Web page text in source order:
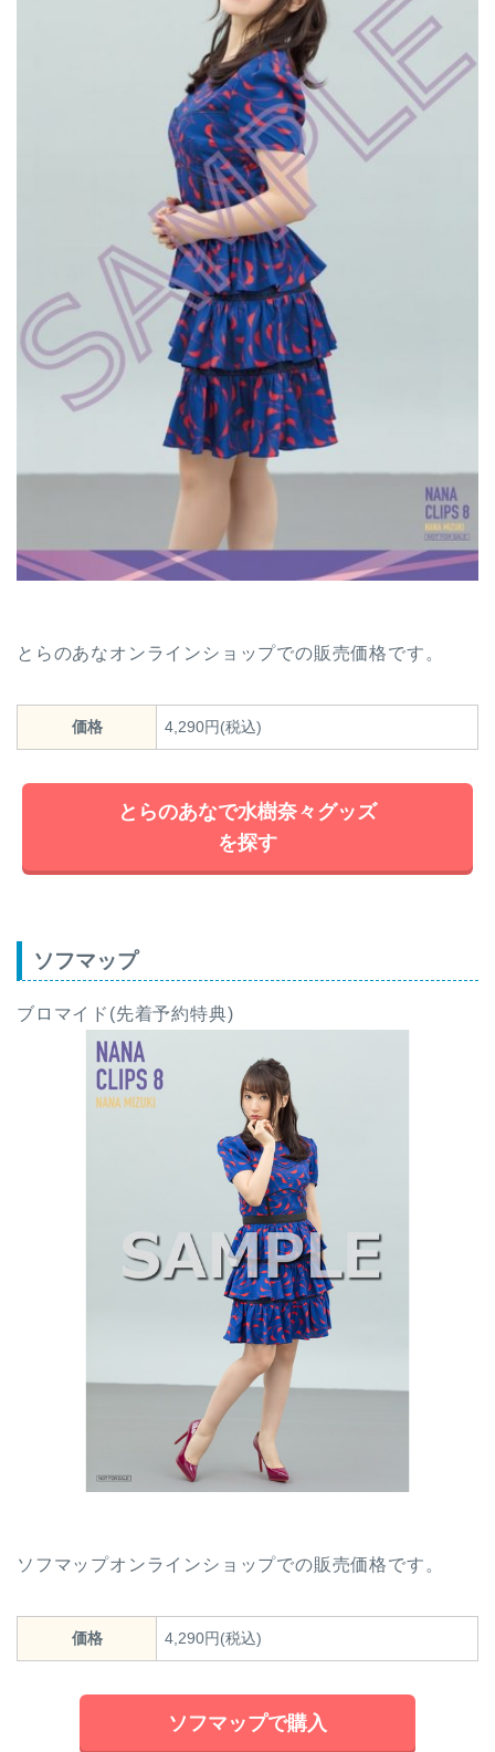
とらのあなオンラインショップでの販売価格です。
価格 4,290円(税込)
とらのあなで水樹奈々グッズ
を探す
ソフマップ
ブロマイド(先着予約特典)
ソフマップオンラインショップでの販売価格です。
価格 4,290円(税込)
ソフマップで購入